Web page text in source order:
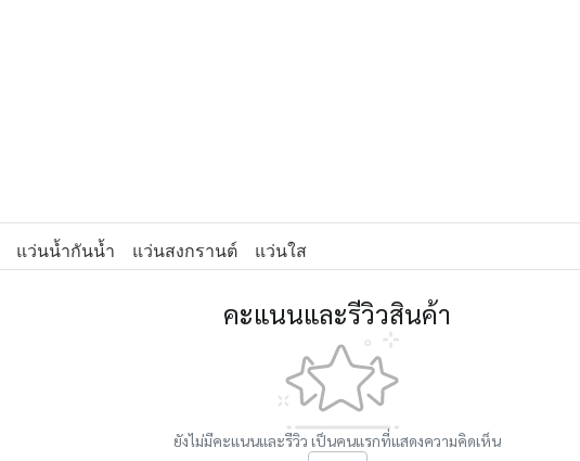
แว่นน้ำกันน้ำ แว่นสงกรานต์ แว่นใส
คะแนนและรีวิวสินค้า
ยังไม่มีคะแนนและรีวิว เป็นคนแรกที่แสดงความคิดเห็น